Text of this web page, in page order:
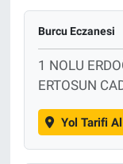
Burcu Eczanesi
1 NOLU
ERTOSUN
Yol Tarifi Al
Ağır Sanayi